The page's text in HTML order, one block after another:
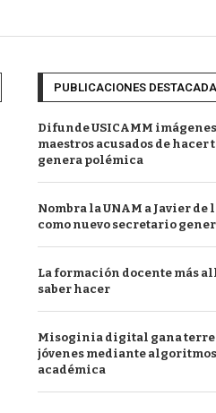
PUBLICACIONES
Difunde USICAMM
maestros acusados de hacer
genera polémica
Nombra la UNAM a Javier de
como nuevo secretario
La formación docente más
saber hacer
Misoginia digital gana
jóvenes mediante
académica